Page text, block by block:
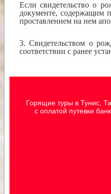
Если свидетельство о
документе, содержащим
проставлением на нем
3. Свидетельством о
соответствии с ранее
Горящие туры в Тунис,
с оплатой путевки